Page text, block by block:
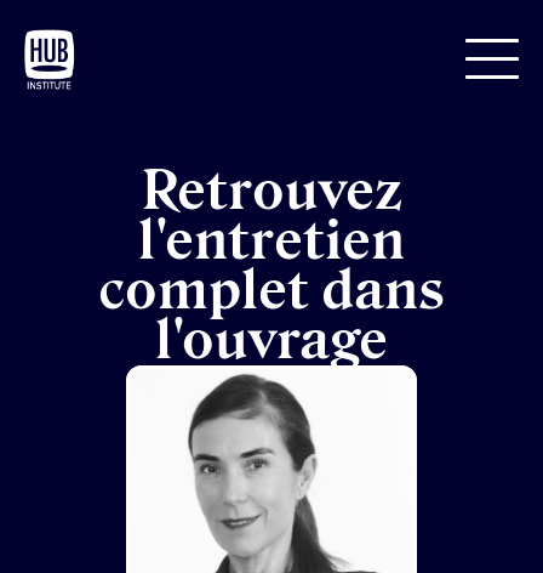
Retrouvez
l'entretien
complet dans
l'ouvrage